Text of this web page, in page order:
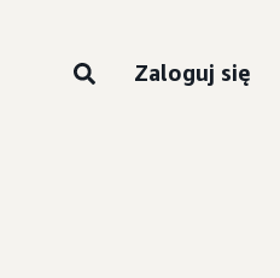
Zaloguj się